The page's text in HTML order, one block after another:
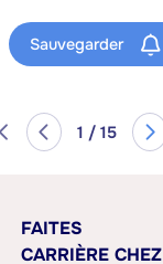
Sauvegarder
1 / 15
FAITES
CARRIÈRE CHEZ